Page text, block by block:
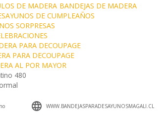
DE MADERA BANDEJAS DE MADERA
DE CUMPLEAÑOS
SORPRESAS
PARA DECOUPAGE
PARA DECOUPAGE
AL POR MAYOR
480
 WWW.BANDEJASPARADESAYUNOSMAGALI.CL